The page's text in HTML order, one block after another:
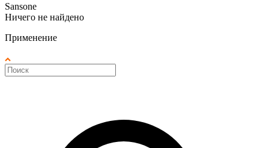
Sansone
Ничего не найдено
Применение